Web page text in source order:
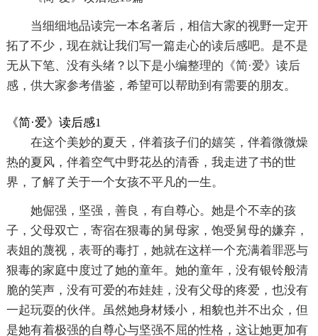
当细细地品读完一本名著后，相信大家的视野一定开
拓了不少，现在就让我们写一篇走心的读后感吧。是不是
无从下笔、没有头绪？以下是小编整理的《简·爱》读后
感，供大家参考借鉴，希望可以帮助到有需要的朋友。
《简·爱》读后感1
在这个美妙的夏天，伴着孩子们的嬉笑，伴着微微燥
热的夏风，伴着空气中野花丛的清香，我走进了书的世
界，了解了关于一个女孩不平凡的一生。
她倔强，坚强，善良，有自尊心。她是个不幸的孩
子，父母双亡，寄宿在狠毒的舅母家，饱受舅母的嫌弃，
表姐的蔑视，表哥的毒打，她就在这样一个充满着罪恶与
狠毒的家庭中度过了她的童年。她的童年，没有银铃般清
脆的笑声，没有可爱的布娃娃，没有父母的疼爱，也没有
一起玩耍的伙伴。虽然她身材矮小，相貌也并不出众，但
是她有着极强的自尊心与坚强不屈的性格，这让她更加有